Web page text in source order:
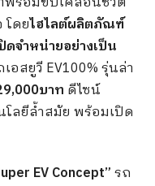
โดยไฮไลต์ผลิตภัณฑ์
ดจำหน่ายอย่างเป็น
อสยูวี EV100% รุ่นล่า
บาท ดีไซน์
ลยีล้ำสมัย พร้อมเปิด
EV Concept”รถ